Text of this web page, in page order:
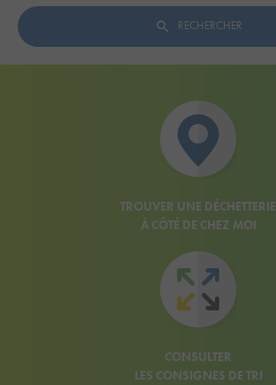
RECHERCHER
TROUVER UNE DÉCHETTERIE
À CÔTÉ DE CHEZ MOI
CONSULTER
LES CONSIGNES DE TRI